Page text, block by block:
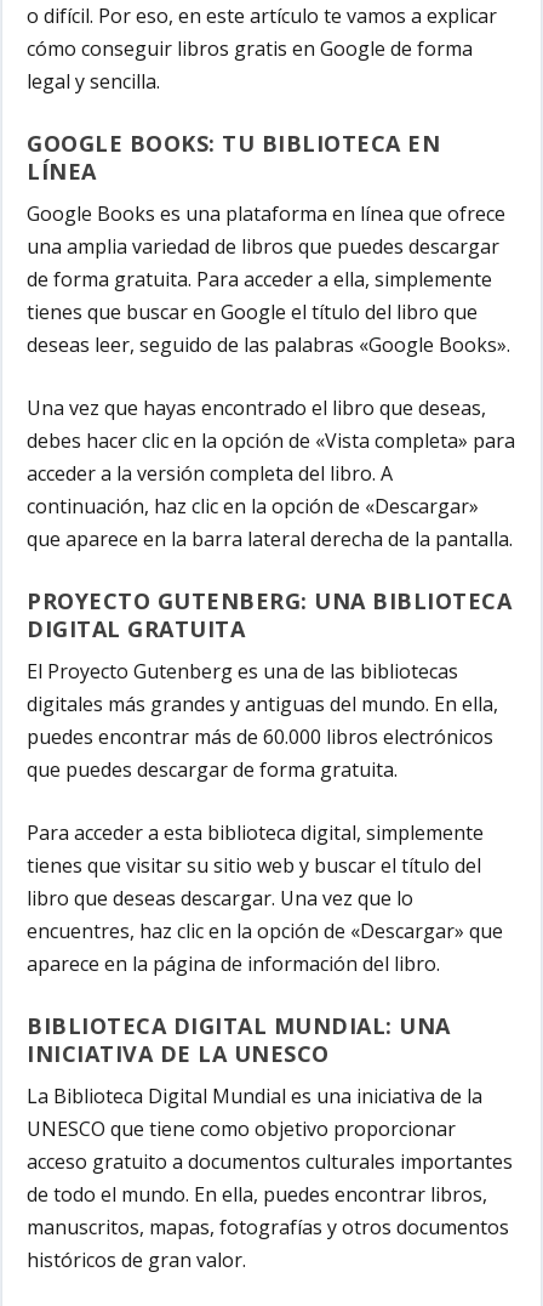
o difícil. Por eso, en este artículo te vamos a explicar
cómo conseguir libros gratis en Google de forma
legal y sencilla.
GOOGLE BOOKS: TU BIBLIOTECA EN
LÍNEA
Google Books es una plataforma en línea que ofrece
una amplia variedad de libros que puedes descargar
de forma gratuita. Para acceder a ella, simplemente
tienes que buscar en Google el título del libro que
deseas leer, seguido de las palabras «Google Books».
Una vez que hayas encontrado el libro que deseas,
debes hacer clic en la opción de «Vista completa» para
acceder a la versión completa del libro. A
continuación, haz clic en la opción de «Descargar»
que aparece en la barra lateral derecha de la pantalla.
PROYECTO GUTENBERG: UNA BIBLIOTECA
DIGITAL GRATUITA
El Proyecto Gutenberg es una de las bibliotecas
digitales más grandes y antiguas del mundo. En ella,
puedes encontrar más de 60.000 libros electrónicos
que puedes descargar de forma gratuita.
Para acceder a esta biblioteca digital, simplemente
tienes que visitar su sitio web y buscar el título del
libro que deseas descargar. Una vez que lo
encuentres, haz clic en la opción de «Descargar» que
aparece en la página de información del libro.
BIBLIOTECA DIGITAL MUNDIAL: UNA
INICIATIVA DE LA UNESCO
La Biblioteca Digital Mundial es una iniciativa de la
UNESCO que tiene como objetivo proporcionar
acceso gratuito a documentos culturales importantes
de todo el mundo. En ella, puedes encontrar libros,
manuscritos, mapas, fotografías y otros documentos
históricos de gran valor.